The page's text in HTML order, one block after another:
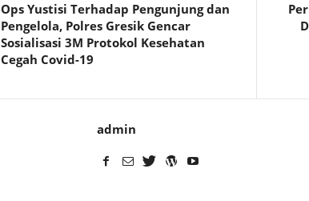
Ops Yustisi Terhadap Pengunjung dan
Pengelola, Polres Gresik Gencar
Sosialisasi 3M Protokol Kesehatan
Cegah Covid-19
admin